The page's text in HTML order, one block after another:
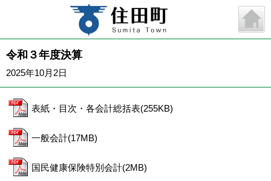
令和３年度決算
2025年10月2日
表紙・目次・各会計総括表(255KB)
一般会計(17MB)
国民健康保険特別会計(2MB)